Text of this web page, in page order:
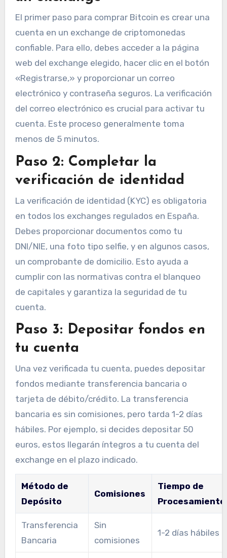
El primer paso para comprar Bitcoin es crear una
cuenta en un exchange de criptomonedas
confiable. Para ello, debes acceder a la página
web del exchange elegido, hacer clic en el botón
«Registrarse,» y proporcionar un correo
electrónico y contraseña seguros. La verificación
del correo electrónico es crucial para activar tu
cuenta. Este proceso generalmente toma
menos de 5 minutos.
Paso 2: Completar la
verificación de identidad
La verificación de identidad (KYC) es obligatoria
en todos los exchanges regulados en España.
Debes proporcionar documentos como tu
DNI/NIE, una foto tipo selfie, y en algunos casos,
un comprobante de domicilio. Esto ayuda a
cumplir con las normativas contra el blanqueo
de capitales y garantiza la seguridad de tu
cuenta.
Paso 3: Depositar fondos en
tu cuenta
Una vez verificada tu cuenta, puedes depositar
fondos mediante transferencia bancaria o
tarjeta de débito/crédito. La transferencia
bancaria es sin comisiones, pero tarda 1-2 días
hábiles. Por ejemplo, si decides depositar 50
euros, estos llegarán íntegros a tu cuenta del
exchange en el plazo indicado.
Método de
Depósito
Comisiones
Tiempo de
Procesamiento
Transferencia
Bancaria
Sin
comisiones
1-2 días hábiles